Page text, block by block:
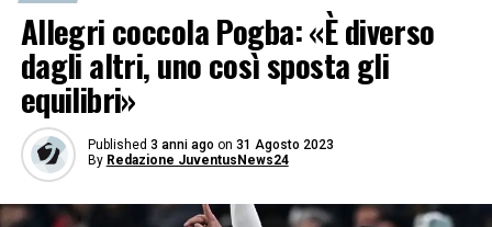
Allegri coccola Pogba: «È diverso
dagli altri, uno così sposta gli
equilibri»
Published 3 anni ago on 31 Agosto 2023
By Redazione JuventusNews24